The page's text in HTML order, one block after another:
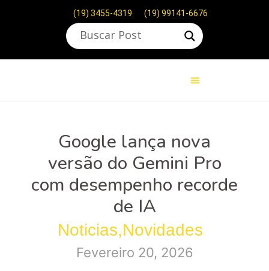
(19) 3455-4319 (19) 99141-6676
Google lança nova
versão do Gemini Pro
com desempenho recorde
de IA
Noticias,Novidades
Fevereiro 20, 2026